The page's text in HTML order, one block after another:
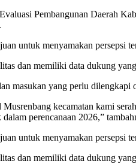
Pembangunan Daerah
untuk menyamakan
dan memiliki data dukung
masukan yang perlu
kecamatan kami
perencanaan 2026,”
untuk menyamakan
dan memiliki data dukung